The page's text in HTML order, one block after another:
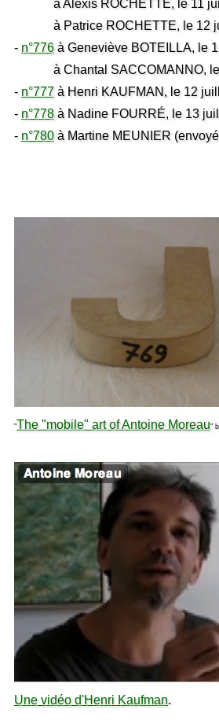
à Alexis ROCHETTE, le 11
à Patrice ROCHETTE, le 12
- n°776à Geneviève BOTEILLA, le
à Chantal SACCOMANNO,
- n°777 à Henri KAUFMAN, le 12
- n°778à Nadine FOURRÉ, le 13
- n°780à Martine MEUNIER
"The "mobile" art of Antoine Moreau"
Une vidéo d'Henri Kaufman.